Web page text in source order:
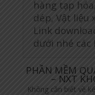
hàng tạp
dép, Vật liệu
Link
dưới nhé các
PHẦN MỀM
– NXT
Không cần biết về